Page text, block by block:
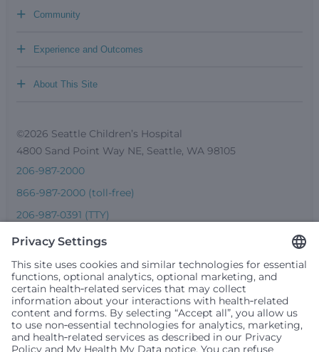
Community
+
Experience and Outcomes
+
About This Site
+
©2026 Seattle Children’s Hospital
4800 Sand Point Way NE, Seattle, WA 98105
206-987-2000
866-987-2000 (toll-free)
206-987-0391 (TTY)